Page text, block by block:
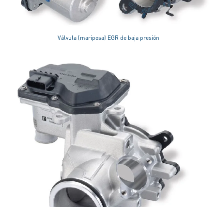
Válvula (mariposa) EGR de baja presión